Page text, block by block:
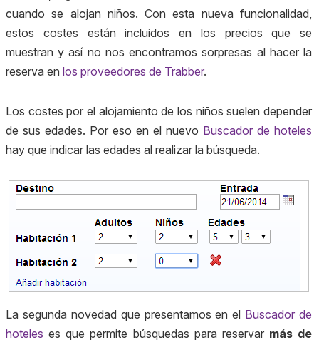
cuando se alojan niños. Con esta nueva funcionalidad,
estos costes están incluidos en los precios que se
muestran y así no nos encontramos sorpresas al hacer la
reserva en los proveedores de Trabber.
Los costes por el alojamiento de los niños suelen depender
de sus edades. Por eso en el nuevo Buscador de hoteles
hay que indicar las edades al realizar la búsqueda.
La segunda novedad que presentamos en el Buscador de
hoteles es que permite búsquedas para reservar más de